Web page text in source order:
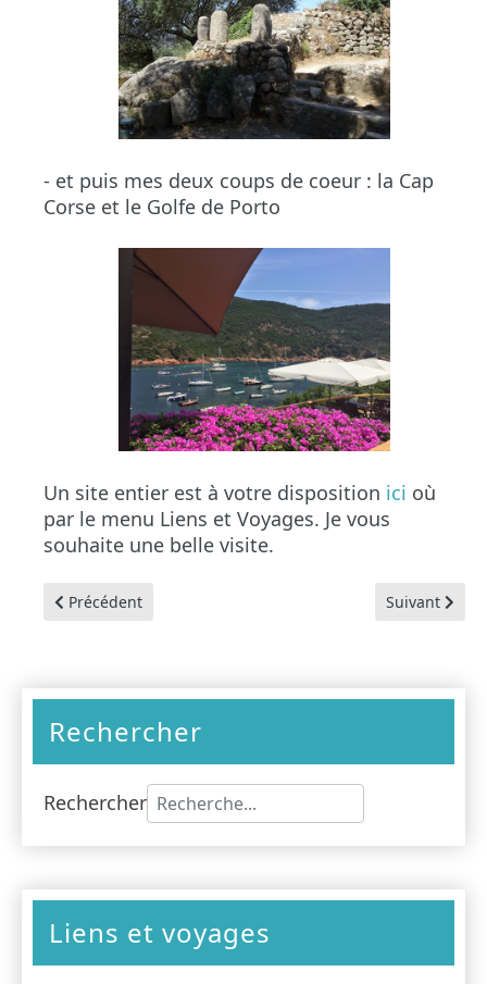
- et puis mes deux coups de coeur : la Cap
Corse et le Golfe de Porto
Un site entier est à votre disposition ici où
par le menu Liens et Voyages. Je vous
souhaite une belle visite.
Article précédent : Quelques jours de road trip en Islande
Précédent Article
Suivant
Rechercher
Rechercher
Liens et voyages